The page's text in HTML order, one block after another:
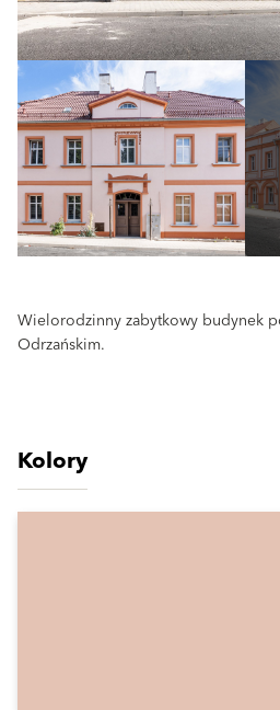
Wielorodzinny zabytkowy budynek
Odrzańskim.
Kolory